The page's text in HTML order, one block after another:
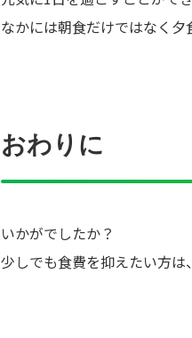
なかには朝食だけではなく夕
おわりに
いかがでしたか？
少しでも食費を抑えたい方は